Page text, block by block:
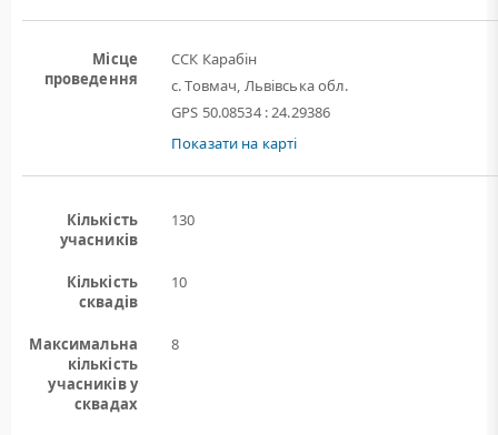
Місце
проведення
ССК Карабін
с. Товмач, Львівська обл.
GPS 50.08534 : 24.29386
Показати на карті
Кількість
учасників
130
Кількість
сквадів
10
Максимальна
кількість
учасників у
сквадах
8